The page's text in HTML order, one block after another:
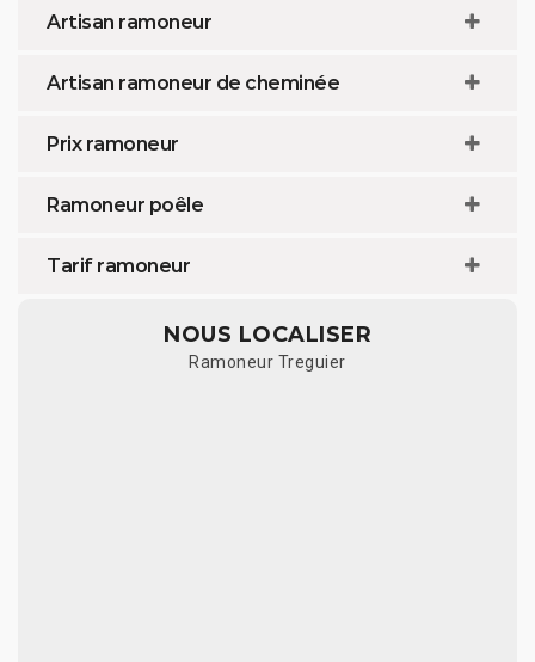
Artisan ramoneur
Artisan ramoneur de cheminée
Prix ramoneur
Ramoneur poêle
Tarif ramoneur
NOUS LOCALISER
Ramoneur Treguier